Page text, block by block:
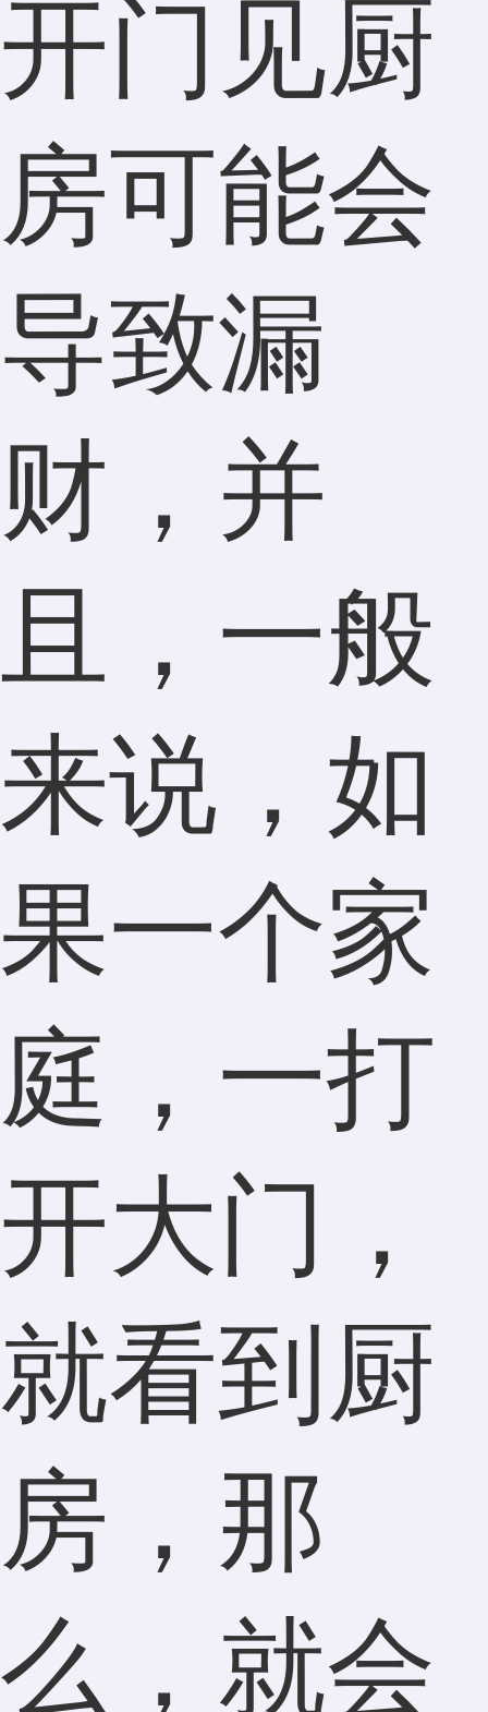
开门见厨
房可能会
导致漏
财，并
且，一般
来说，如
果一个家
庭，一打
开大门，
就看到厨
房，那
么，就会